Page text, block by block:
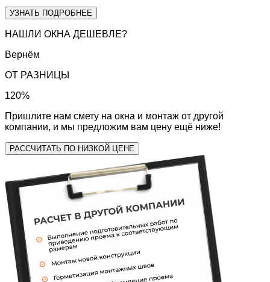
УЗНАТЬ ПОДРОБНЕЕ
НАШЛИ ОКНА ДЕШЕВЛЕ?
Вернём
ОТ РАЗНИЦЫ
120%
Пришлите нам смету на окна и монтаж от другой
компании, и мы предложим вам цену ещё ниже!
РАССЧИТАТЬ ПО НИЗКОЙ ЦЕНЕ